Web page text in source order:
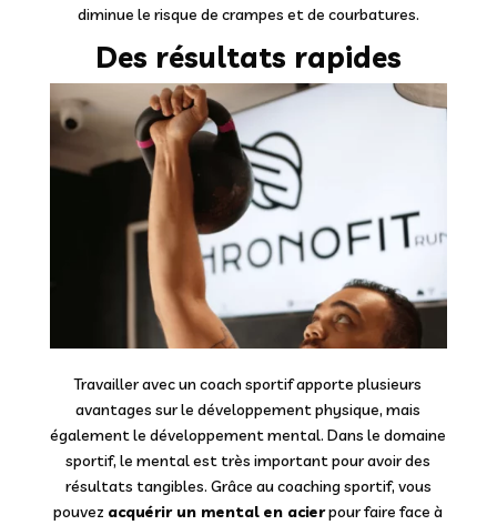
diminue le risque de crampes et de courbatures.
Des résultats rapides
Travailler avec un coach sportif apporte plusieurs
avantages sur le développement physique, mais
également le développement mental. Dans le domaine
sportif, le mental est très important pour avoir des
résultats tangibles. Grâce au coaching sportif, vous
pouvez acquérir un mental en acierpour faire face à